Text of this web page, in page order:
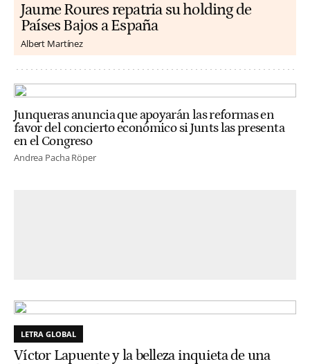
Jaume Roures repatria su holding de
Países Bajos a España
Albert Martínez
Junqueras anuncia que apoyarán las reformas en
favor del concierto económico si Junts las presenta
en el Congreso
Andrea Pacha Röper
LETRA GLOBAL
Víctor Lapuente y la belleza inquieta de una